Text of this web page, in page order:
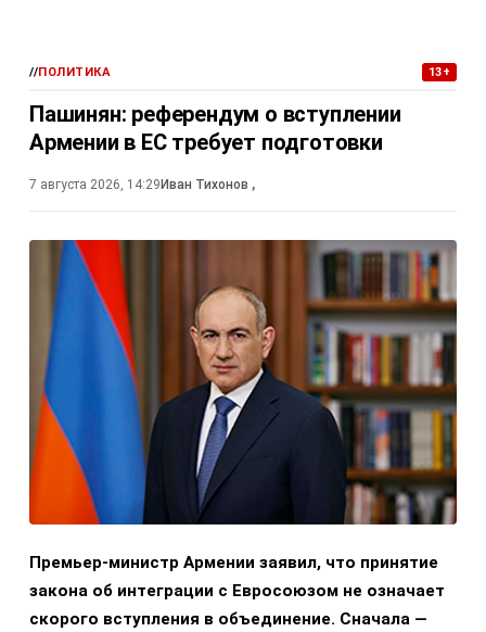
//ПОЛИТИКА 13+
Пашинян: референдум о вступлении
Армении в ЕС требует подготовки
7 августа 2026, 14:29Иван Тихонов ,
Премьер-министр Армении заявил, что принятие
закона об интеграции с Евросоюзом не означает
скорого вступления в объединение. Сначала —